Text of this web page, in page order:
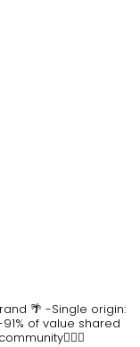
🌴 -Single origin:
of value shared